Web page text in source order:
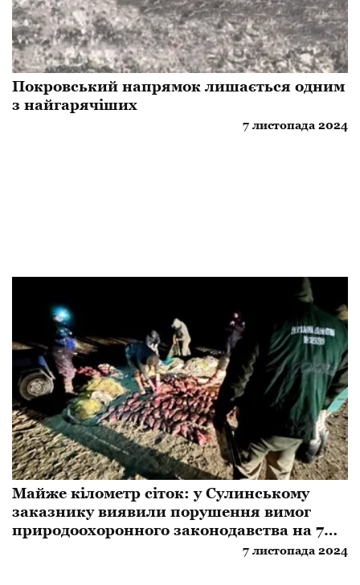
​Покровський напрямок лишається одним
з найгарячіших
7 листопада 2024
Майже кілометр сіток: у Сулинському
заказнику виявили порушення вимог
природоохоронного законодавства на 7
7 листопада 2024